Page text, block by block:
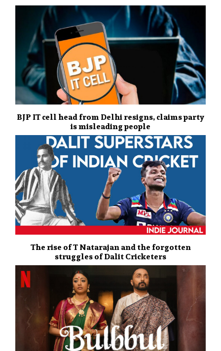
BJP IT cell head from Delhi resigns, claims party
is misleading people
The rise of T Natarajan and the forgotten
struggles of Dalit Cricketers